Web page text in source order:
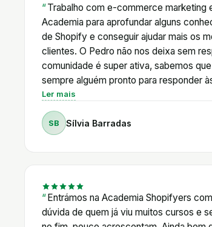
Trabalho com e-commerce marketing
Academia para aprofundar alguns
de Shopify e conseguir ajudar mais os
clientes. O Pedro não nos deixa sem
comunidade é super ativa, sabemos
sempre alguém pronto para responder
dúvidas. Além disso, o Pedro é muito
relação às novidades de Shopify e cria
frequência tutoriais de acordo com as
da plataforma e a nível legal também. E
sozinha. Os vários cursos também não
a Shopify e este para mim é um grande
Existem masterclasses de vários temas
Ler mais
SB Sílvia Barradas
Entrámos na Academia Shopifyers
dúvida de quem já viu muitos cursos e